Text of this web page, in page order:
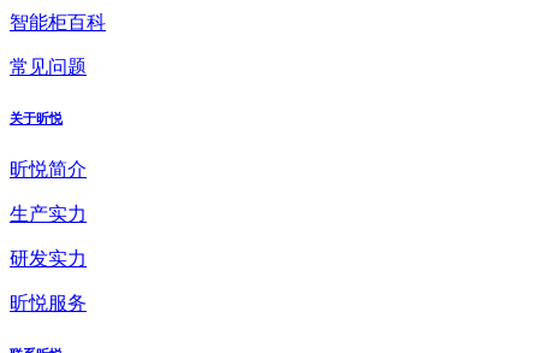
智能柜百科
常见问题
关于昕悦
昕悦简介
生产实力
研发实力
昕悦服务